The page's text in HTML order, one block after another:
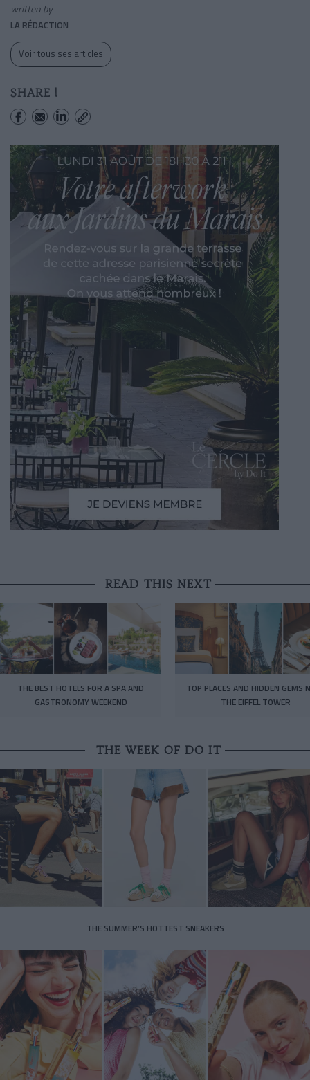
written by
LA RÉDACTION
Voir tous ses articles
SHARE !
READ THIS NEXT
THE BEST HOTELS FOR A SPA AND
GASTRONOMY WEEKEND
TOP PLACES AND HIDDEN GEMS
THE EIFFEL TOWER
THE WEEK OF DO IT
THE SUMMER’S HOTTEST SNEAKERS